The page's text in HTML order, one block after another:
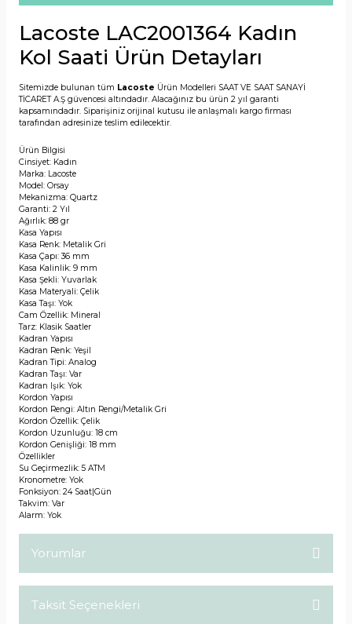
Lacoste LAC2001364 Kadın
Kol Saati Ürün Detayları
Sitemizde bulunan tüm Lacoste Ürün Modelleri SAAT VE SAAT SANAYİ
TİCARET A.Ş güvencesi altındadır. Alacağınız bu ürün 2 yıl garanti
kapsamındadır. Siparişiniz orijinal kutusu ile anlaşmalı kargo firması
tarafından adresinize teslim edilecektir.
Ürün Bilgisi
Cinsiyet: Kadın
Marka: Lacoste
Model: Orsay
Mekanizma: Quartz
Garanti: 2 Yıl
Ağırlık: 88 gr
Kasa Yapısı
Kasa Renk: Metalik Gri
Kasa Çapı: 36 mm
Kasa Kalinlik: 9 mm
Kasa Şekli: Yuvarlak
Kasa Materyali: Çelik
Kasa Taşı: Yok
Cam Özellik: Mineral
Tarz: Klasik Saatler
Kadran Yapısı
Kadran Renk: Yeşil
Kadran Tipi: Analog
Kadran Taşı: Var
Kadran Işık: Yok
Kordon Yapısı
Kordon Rengi: Altın Rengi/Metalik Gri
Kordon Özellik: Çelik
Kordon Uzunluğu: 18 cm
Kordon Genişliği: 18 mm
Özellikler
Su Geçirmezlik: 5 ATM
Kronometre: Yok
Fonksiyon: 24 Saat|Gün
Takvim: Var
Alarm: Yok
Yorumlar
Taksit Seçenekleri